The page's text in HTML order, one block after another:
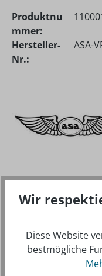
Produktnu
mmer:
Hersteller-
Nr.:
ASA-
DIESES
BEKANNT ALS DAS
BUCH IST
Wir
Diese Website
bestmögliche